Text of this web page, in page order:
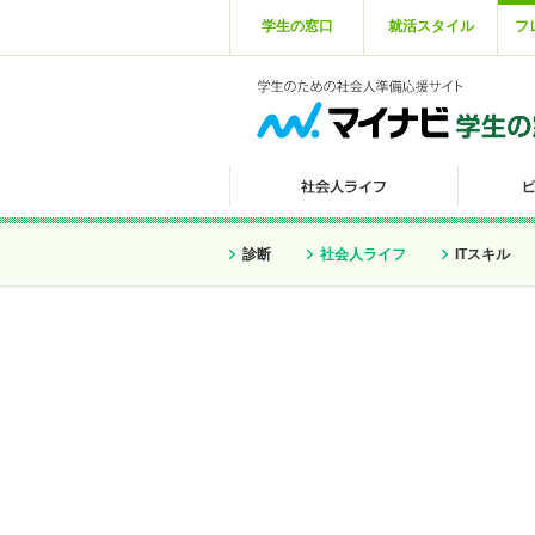
学生の窓口 就活スタイル フ
診断 社会人ライフ ITスキル